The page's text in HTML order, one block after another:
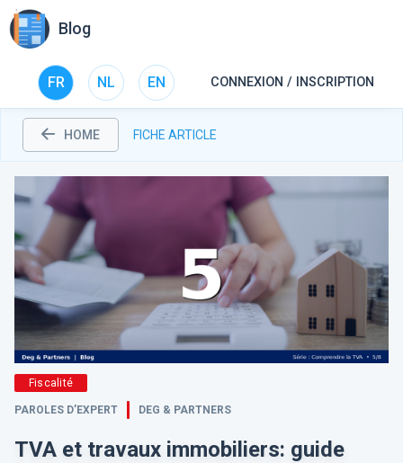
Blog
FR NL EN CONNEXION / INSCRIPTION
HOME FICHE ARTICLE
Fiscalité
PAROLES D’EXPERT DEG & PARTNERS
TVA et travaux immobiliers: guide